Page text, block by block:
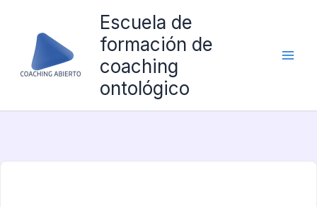
contenido
Escuela de
formación de
coaching
ontológico